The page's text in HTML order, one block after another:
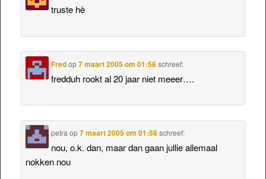
truste hè
Fredop7 maart 2005 om 01:58 schreef:
fredduh rookt al 20 jaar niet meeer….
petra op7 maart 2005 om 01:58 schreef:
nou, o.k. dan, maar dan gaan jullie allemaal
nokken nou